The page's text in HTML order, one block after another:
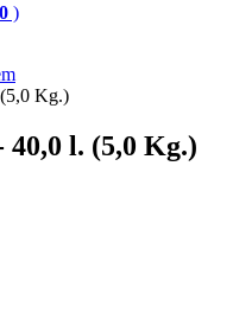
0 )
Kg.)
40,0 l. (5,0 Kg.)